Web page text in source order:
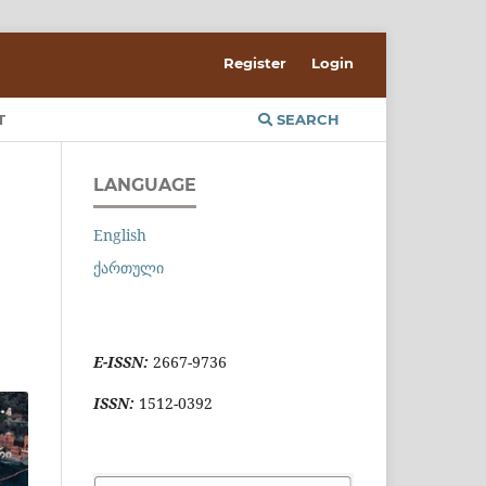
SEARCH
Register Login
LANGUAGE
English
ქართული
E-ISSN: 2667-9736
ISSN: 1512-0392